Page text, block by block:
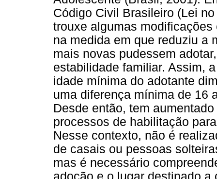
Código Civil Brasileiro (Lei
trouxe algumas
na medida em que reduziu a
mais novas pudessem
estabilidade familiar. Assim,
idade mínima do adotante
uma diferença mínima de 16
Desde então, tem
processos de habilitação
Nesse contexto, não é
de casais ou pessoas
mas é necessário
adoção e o lugar destinado